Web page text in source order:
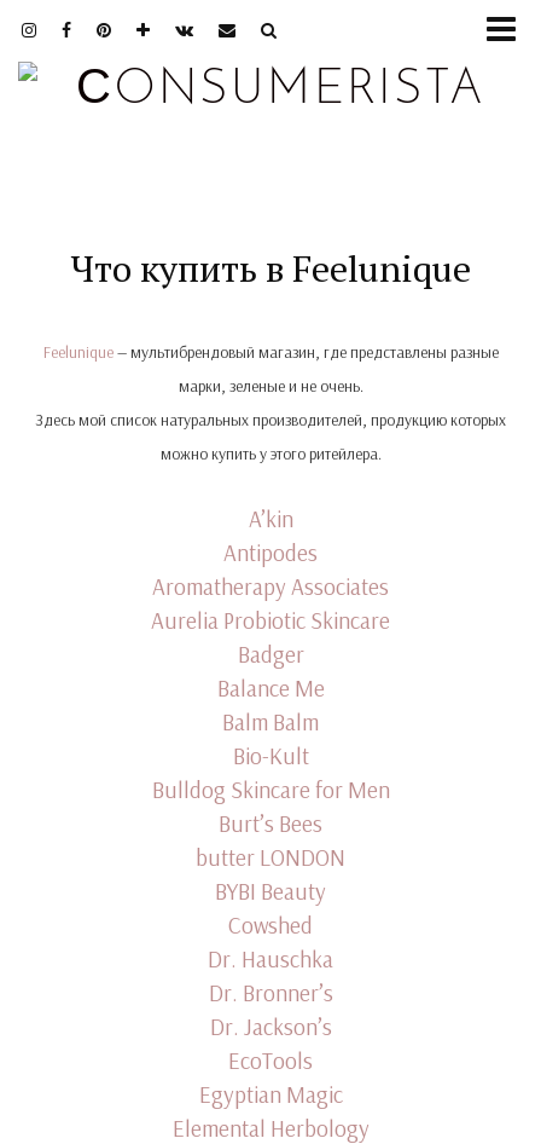
Что купить в Feelunique
Feelunique— мультибрендовый магазин, где представлены разные
марки, зеленые и не очень.
Здесь мой список натуральных производителей, продукцию которых
можно купить у этого ритейлера.
A’kin
Antipodes
Aromatherapy Associates
Aurelia Probiotic Skincare
Badger
Balance Me
Balm Balm
Bio-Kult
Bulldog Skincare for Men
Burt’s Bees
butter LONDON
BYBI Beauty
Cowshed
Dr. Hauschka
Dr. Bronner’s
Dr. Jackson’s
EcoTools
Egyptian Magic
Elemental Herbology